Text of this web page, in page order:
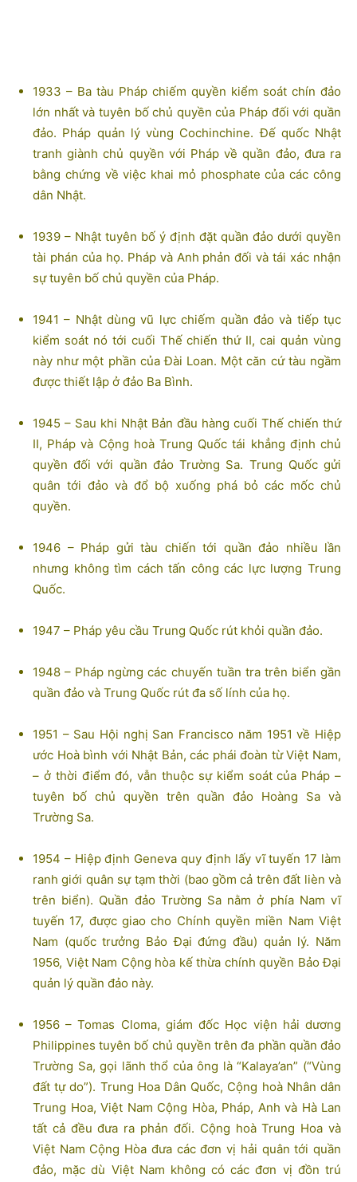
1933 – Ba tàu Pháp chiếm quyền kiểm soát chín đảo
lớn nhất và tuyên bố chủ quyền của Pháp đối với quần
đảo. Pháp quản lý vùng Cochinchine. Đế quốc Nhật
tranh giành chủ quyền với Pháp về quần đảo, đưa ra
bằng chứng về việc khai mỏ phosphate của các công
dân Nhật.
1939 – Nhật tuyên bố ý định đặt quần đảo dưới quyền
tài phán của họ. Pháp và Anh phản đối và tái xác nhận
sự tuyên bố chủ quyền của Pháp.
1941 – Nhật dùng vũ lực chiếm quần đảo và tiếp tục
kiểm soát nó tới cuối Thế chiến thứ II, cai quản vùng
này như một phần của Đài Loan. Một căn cứ tàu ngầm
được thiết lập ở đảo Ba Bình.
1945 – Sau khi Nhật Bản đầu hàng cuối Thế chiến thứ
II, Pháp và Cộng hoà Trung Quốc tái khẳng định chủ
quyền đối với quần đảo Trường Sa. Trung Quốc gửi
quân tới đảo và đổ bộ xuống phá bỏ các mốc chủ
quyền.
1946 – Pháp gửi tàu chiến tới quần đảo nhiều lần
nhưng không tìm cách tấn công các lực lượng Trung
Quốc.
1947 – Pháp yêu cầu Trung Quốc rút khỏi quần đảo.
1948 – Pháp ngừng các chuyến tuần tra trên biển gần
quần đảo và Trung Quốc rút đa số lính của họ.
1951 – Sau Hội nghị San Francisco năm 1951 về Hiệp
ước Hoà bình với Nhật Bản, các phái đoàn từ Việt Nam,
– ở thời điểm đó, vẫn thuộc sự kiểm soát của Pháp –
tuyên bố chủ quyền trên quần đảo Hoàng Sa và
Trường Sa.
1954 – Hiệp định Geneva quy định lấy vĩ tuyến 17 làm
ranh giới quân sự tạm thời (bao gồm cả trên đất lièn và
trên biển). Quần đảo Trường Sa nằm ở phía Nam vĩ
tuyến 17, được giao cho Chính quyền miền Nam Việt
Nam (quốc trưởng Bảo Đại đứng đầu) quản lý. Năm
1956, Việt Nam Cộng hòa kế thừa chính quyền Bảo Đại
quản lý quần đảo này.
1956 – Tomas Cloma, giám đốc Học viện hải dương
Philippines tuyên bố chủ quyền trên đa phần quần đảo
Trường Sa, gọi lãnh thổ của ông là “Kalaya’an” (“Vùng
đất tự do”). Trung Hoa Dân Quốc, Cộng hoà Nhân dân
Trung Hoa, Việt Nam Cộng Hòa, Pháp, Anh và Hà Lan
tất cả đều đưa ra phản đối. Cộng hoà Trung Hoa và
Việt Nam Cộng Hòa đưa các đơn vị hải quân tới quần
đảo, mặc dù Việt Nam không có các đơn vị đồn trú